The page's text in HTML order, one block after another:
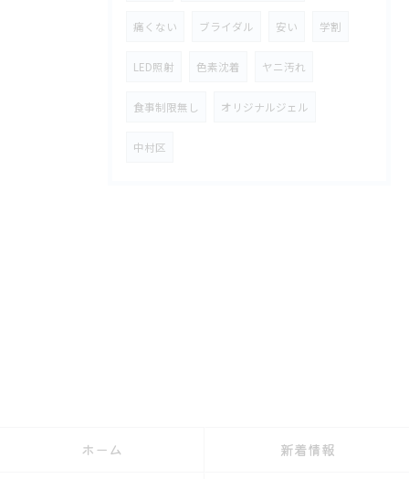
痛くない ブライダル 安い 学割
LED照射 色素沈着 ヤニ汚れ
食事制限無し オリジナルジェル
中村区
ホーム 新着情報